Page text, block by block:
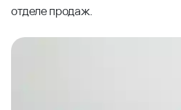
отделе продаж.